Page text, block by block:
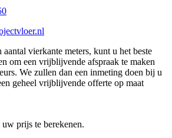
vierkante meters, kunt u het beste
om een vrijblijvende afspraak te maken
We zullen dan een inmeting doen bij u
geheel vrijblijvende offerte op maat
prijs te berekenen.